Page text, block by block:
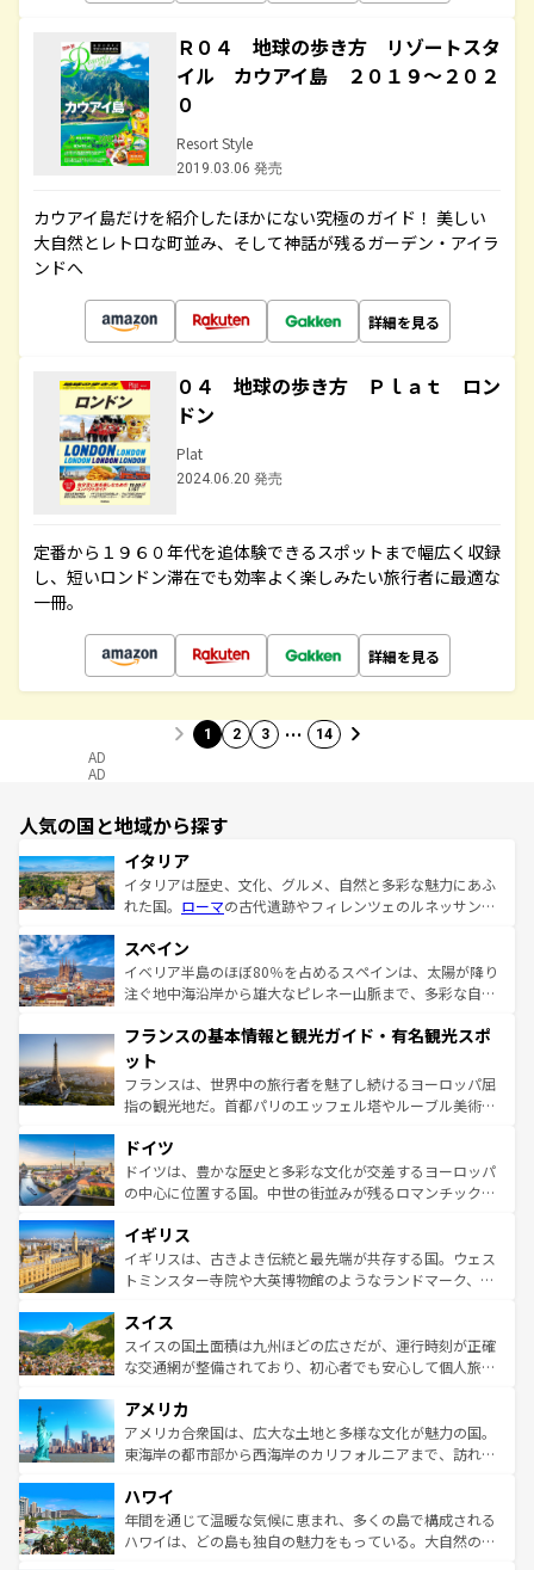
Ｒ０４ 地球の歩き方 リゾートスタ
イル カウアイ島 ２０１９～２０２
０
Resort Style
2019.03.06 発売
カウアイ島だけを紹介したほかにない究極のガイド！ 美しい
大自然とレトロな町並み、そして神話が残るガーデン・アイラ
ンドへ
詳細を見る
０４ 地球の歩き方 Ｐｌａｔ ロン
ドン
Plat
2024.06.20 発売
定番から１９６０年代を追体験できるスポットまで幅広く収録
し、短いロンドン滞在でも効率よく楽しみたい旅行者に最適な
一冊。
詳細を見る
1 2 3 … 14
AD
AD
人気の国と地域から探す
イタリア
イタリアは歴史、文化、グルメ、自然と多彩な魅力にあふ
れた国。 ローマの古代遺跡やフィレンツェのルネッサンス
ろん、トスカーナの美しい田園風景やアマルフィ海岸の絶
景など、自然景観も見逃せない。観光の合間には、本場の
ピザやパスタなど、絶品のイタリア料理を堪能することも
ませてくれるイタリアで、忘れられない旅をしてみよう！
なお、新着のイタリア情報は
しい。
スペイン
イベリア半島のほぼ80％を占めるスペインは、太陽が降り
注ぐ地中海沿岸から雄大なピレネー山脈まで、多彩な自然
文化が根付くこの国では、情熱的なフラメンコ、熱気あふ
れる闘牛、そして美味しいタパスが生活の一部となってい
る。首都マドリードの洗練された雰囲気や、バルセロナの
アートに溢れた街角から、地方では古代ローマ遺跡や中世
せる。地方によって風土や気候が異なるスペインはその個
性で訪れる人を魅了する。 なお、新着のスペイン情報は コ
ンテンツ一覧を参照してほしい。
フランスの基本情報と観光ガイド・有名観光スポ
ット
フランスは、世界中の旅行者を魅了し続けるヨーロッパ屈
指の観光地だ。首都パリのエッフェル塔やルーブル美術館
で、幅広い魅力が詰まっている。華麗な宮殿、歴史的な大
聖堂、美しいビーチ、そして豊かな自然が、訪れる者を心
から魅了する。また、フランスは美食の国としても知ら
いる。シャンパンの発祥地であるランス、プロヴァンスの
香り高いラベンダー畑など、多彩な楽しみ方が可能だ。さ
らに、パリ以外の地域にも魅力が溢れており、どの街角に
れる地方に足を運ぶとそれぞれで全く異なる文化を体験で
きるだろう。 なお、新着のフランス情報はコンテンツ一覧
を参照してほしい。
ドイツ
ドイツは、豊かな歴史と多彩な文化が交差するヨーロッパ
の中心に位置する国。中世の街並みが残るロマンチック街
顔を持つこの国は、どこを歩いても飽きることがない。ベ
ルリンの文化的活気、バイエルン州のアルプスの絶景、そ
してライン川沿いのワイン畑といった風景は必見。ビール
は、お酒好きな人にはぜひ体験してほしい。 なお、新着の
ドイツ情報はコンテンツ一覧を参照してほしい。
イギリス
イギリスは、古きよき伝統と最先端が共存する国。ウェス
トミンスター寺院や大英博物館のようなランドマーク、歴
リアごとに異なる魅力がある。また、優雅なアフタヌーン
ティー、ビール好きにはたまらない英国パブ、サッカー観
戦など、本場だからこそできる体験も豊富。イギリスを旅
ンツ一覧を参照してほしい。
スイス
スイスの国土面積は九州ほどの広さだが、運行時刻が正確
な交通網が整備されており、初心者でも安心して個人旅行
の建物がそのまま残る町や、スイスならではのユニークな
博物館もあり、アルプス観光だけでなく町歩きも満喫する
ことができる。国民の所得が高いため物価も高いが、旅行
ば市内交通費無料で観光を楽しむこともできる。 なお、新
着のスイス情報はコンテンツ一覧 を参照してほしい。
アメリカ
アメリカ合衆国は、広大な土地と多様な文化が魅力の国。
東海岸の都市部から西海岸のカリフォルニアまで、訪れる
のような巨大都市は、観光、ショッピング、エンターテイ
ンメントが詰まった刺激的なスポットだ。一方、アメリカ
西部には大自然が広がり、グランドキャニオンやイエロー
ハワイ
年間を通じて温暖な気候に恵まれ、多くの島で構成される
ハワイは、どの島も独自の魅力をもっている。大自然の神